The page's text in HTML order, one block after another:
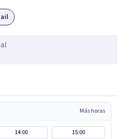
un proceso personal o trabajar
para coordinar una
Más horas
14:00
15:00